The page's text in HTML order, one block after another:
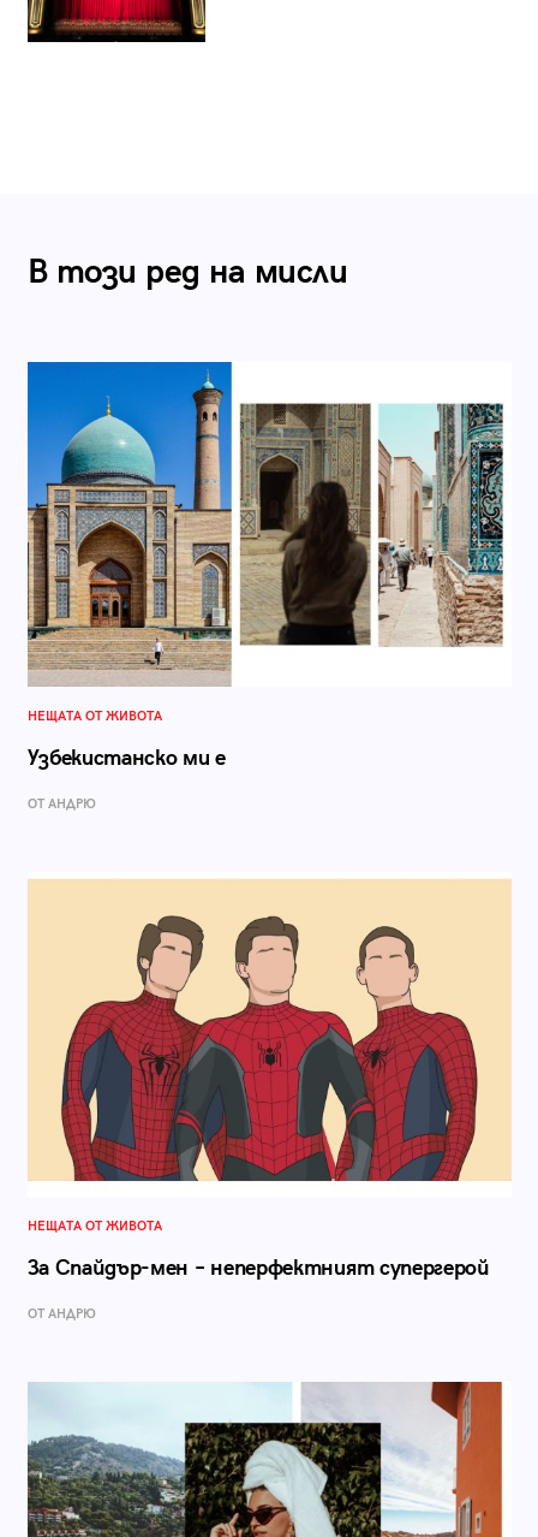
В този ред на мисли
НЕЩАТА ОТ ЖИВОТА
Узбекистанско ми е
ОТ АНДРЮ
НЕЩАТА ОТ ЖИВОТА
За Спайдър-мен – неперфектният супергерой
ОТ АНДРЮ